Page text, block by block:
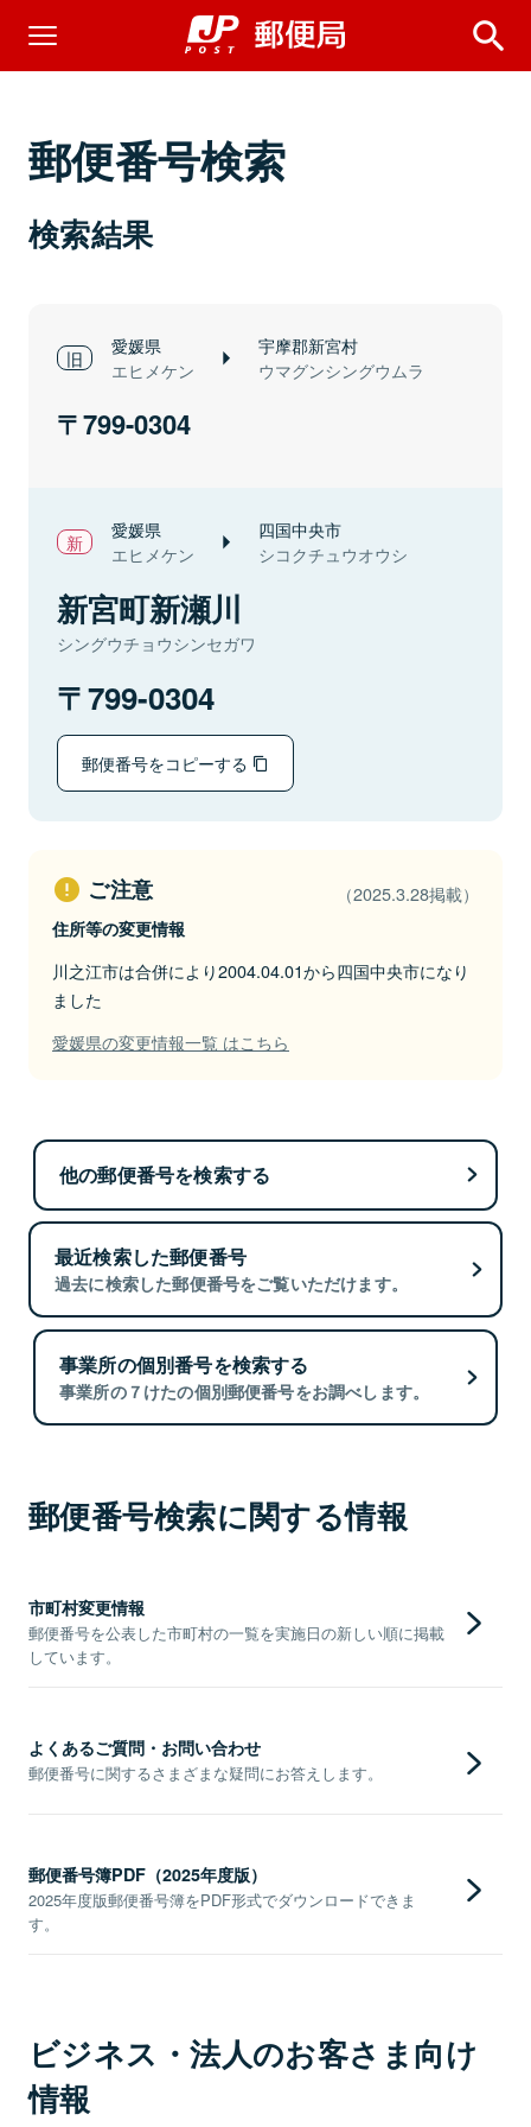
郵便番号検索
検索結果
愛媛県
エヒメケン
宇摩郡新宮村
ウマグンシングウムラ
799-0304
愛媛県
エヒメケン
四国中央市
シコクチュウオウシ
新宮町新瀬川
シングウチョウシンセガワ
799-0304
郵便番号をコピーする
ご注意 （2025.3.28掲載）
住所等の変更情報
川之江市は合併により2004.04.01から四国中央市になり
ました
愛媛県の変更情報一覧 はこちら
他の郵便番号を検索する
最近検索した郵便番号
過去に検索した郵便番号をご覧いただけます。
事業所の個別番号を検索する
事業所の７けたの個別郵便番号をお調べします。
郵便番号検索に関する情報
市町村変更情報
郵便番号を公表した市町村の一覧を実施日の新しい順に掲載
しています。
よくあるご質問・お問い合わせ
郵便番号に関するさまざまな疑問にお答えします。
郵便番号簿PDF（2025年度版）
2025年度版郵便番号簿をPDF形式でダウンロードできま
す。
ビジネス・法人のお客さま向け
情報